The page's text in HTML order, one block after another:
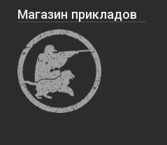
Магазин прикладов